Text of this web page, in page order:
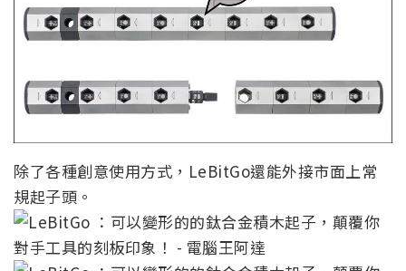
除了各種創意使用方式，LeBitGo還能外接市面上常
規起子頭。